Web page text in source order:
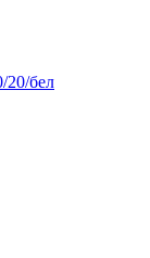
20/бел